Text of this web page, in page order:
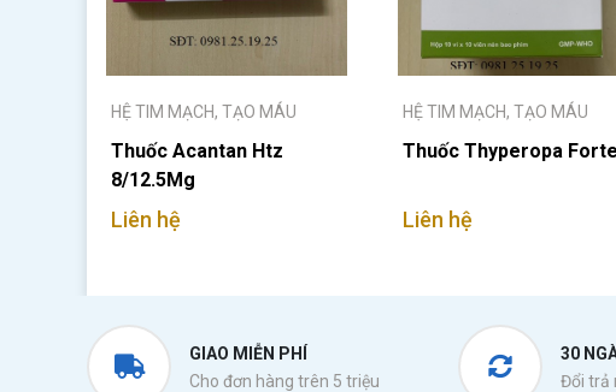
HỆ TIM MẠCH, TẠO MÁU
Thuốc Acantan Htz
8/12.5Mg
Liên hệ
HỆ TIM MẠCH, TẠO MÁU
Thuốc Thyperopa Forte
Liên hệ
GIAO MIỄN PHÍ
Cho đơn hàng trên 5 triệu
30
Đổi trả